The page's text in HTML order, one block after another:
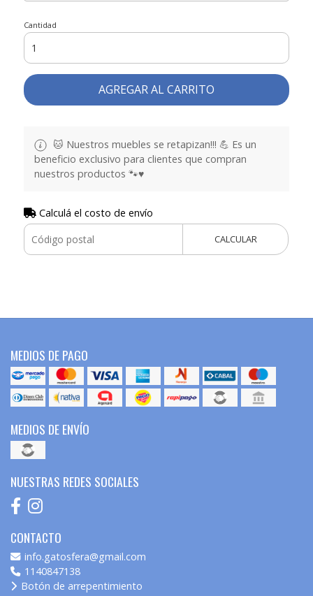
Cantidad
AGREGAR AL CARRITO
🐱 Nuestros muebles se retapizan!!! 💪 Es un
beneficio exclusivo para clientes que compran
nuestros productos 🐾♥️
Calculá el costo de envío
CALCULAR
MEDIOS DE PAGO
MEDIOS DE ENVÍO
NUESTRAS REDES SOCIALES
CONTACTO
info.gatosfera@gmail.com
1140847138
Botón de arrepentimiento